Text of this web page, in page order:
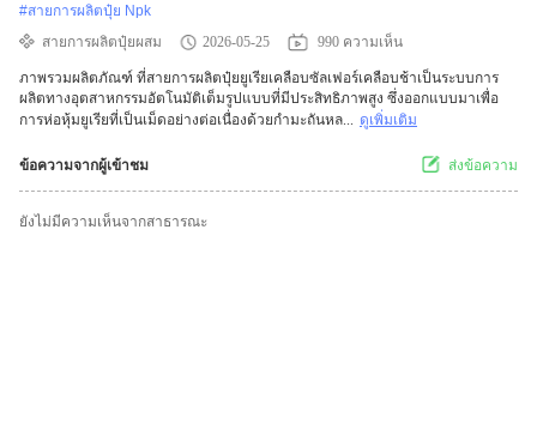
#สายการผลิตปุ๋ย Npk
สายการผลิตปุ๋ยผสม
2026-05-25 990 ความเห็น
ภาพรวมผลิตภัณฑ์ ที่สายการผลิตปุ๋ยยูเรียเคลือบซัลเฟอร์เคลือบช้าเป็นระบบการ
ผลิตทางอุตสาหกรรมอัตโนมัติเต็มรูปแบบที่มีประสิทธิภาพสูง ซึ่งออกแบบมาเพื่อ
การห่อหุ้มยูเรียที่เป็นเม็ดอย่างต่อเนื่องด้วยกำมะถันหล... ดูเพิ่มเติม
ข้อความจากผู้เข้าชม ส่งข้อความ
ยังไม่มีความเห็นจากสาธารณะ